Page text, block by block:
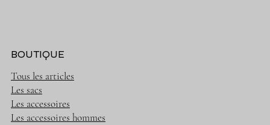
BOUTIQUE
Tous les articles
Les sacs
Les accessoires
Les accessoires hommes